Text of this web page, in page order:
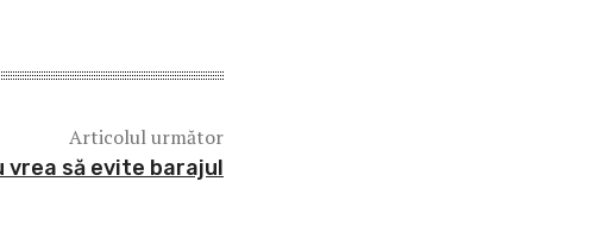
Articolul următor
vrea să evite barajul